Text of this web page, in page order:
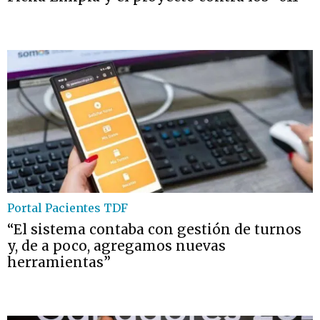
Portal Pacientes TDF
“El sistema contaba con gestión de turnos
y, de a poco, agregamos nuevas
herramientas”